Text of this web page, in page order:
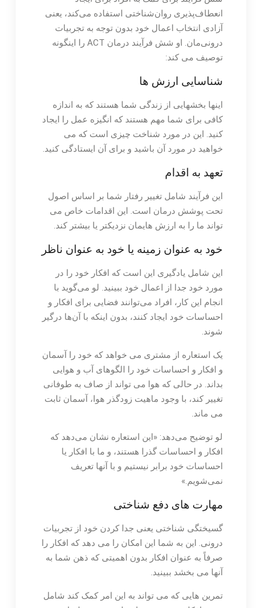
انعطاف‌پذیری روان‌شناختی استفاده می‌کند، یعنی
آزادی انتخاب اعمال خود بدون توجه به تجربیات
درونی‌مان. او شش فرآیند درمان ACT را اینگونه
توصیف می کند:
شناسایی ارزش ها
اینها بخشهایی از زندگی شما هستند که به اندازه
کافی برای شما مهم هستند که انگیزه عمل را ایجاد
کنید. این در مورد شناخت چیزی است که می
خواهید در مورد آن باشید و برای آن ایستادگی کنید.
تعهد به اقدام
این فرآیند شامل تغییر رفتار شما بر اساس اصول
تحت پوشش درمان است. این اقدامات خاص می
تواند ما را به ارزش هایمان نزدیکتر یا بیشتر کند.
خود به عنوان زمینه یا خود به عنوان ناظر
این شامل یادگیری این است که افکار خود را در
مورد خود جدا از اعمال خود ببینید. لو می‌گوید با
انجام این کار، افراد می‌توانند فضایی برای افکار و
احساسات خود ایجاد کنند، بدون اینکه با آن‌ها درگیر
شوند.
یک استعاره از مشتری می خواهد که خود را آسمان
و افکار و احساسات خود را الگوهای آب و هوایی
بداند. در حالی که هوا می تواند از صاف به طوفانی
تغییر کند، با وجود ماهیت زودگذر هوا، آسمان ثابت
می ماند.
لو توضیح می‌دهد: «این استعاره نشان می‌دهد که
افکار و احساسات گذرا هستند، و ما با افکار یا
احساسات خود برابر نیستیم و با آنها تعریف
نمی‌شویم.»
مهارت های دفع شناختی
گسیختگی شناختی یعنی جدا کردن خود از تجربیات
درونی. این به شما این امکان را می دهد که افکار را
صرفاً به عنوان افکار بدون اهمیتی که ذهن شما به
آنها می بخشد ببینید.
تمرین هایی که می تواند به این امر کمک کند شامل